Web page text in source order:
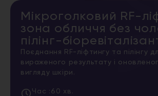
Мікроголковий RF-
зона обличчя без
пілінг-
Поєднання RF-ліфтингу та пілінгу
вираженого результату і
вигляду шкіри.
Час : 60 хв.